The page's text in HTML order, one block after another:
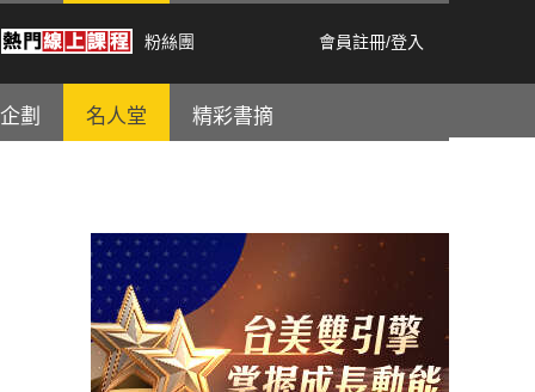
粉絲團 會員註冊/登入
劃 名人堂 精彩書摘